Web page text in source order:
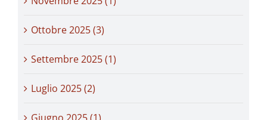
Ottobre 2025 (3)
Settembre 2025 (1)
Luglio 2025 (2)